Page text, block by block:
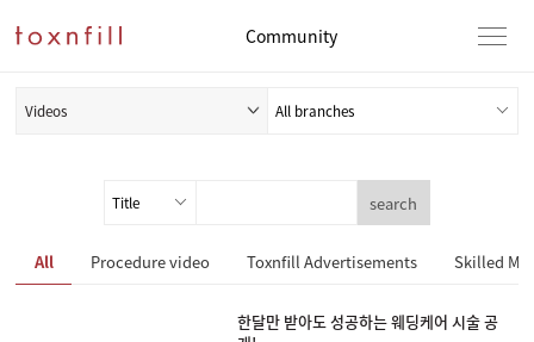
Community
Videos
search
All Procedure video Toxnfill Advertisements Skilled
한달만 받아도 성공하는 웨딩케어 시술 공